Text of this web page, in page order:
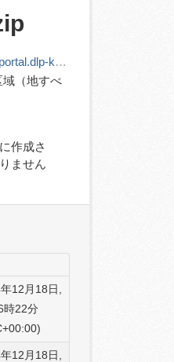
aa97-4c40-8acd-d0b1012b7dcd/download/y_jisuberi.zip
（地すべ
作成さ
ません
12月18日,
時22分
12月18日,